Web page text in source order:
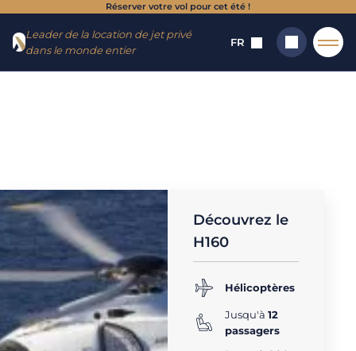
Aller
au
menu
Aller au
contenu
Réserver votre vol pour cet été !
Leader de la location de jet privé
dans le monde entier
FR
Découvrez le
H160
Hélicoptères
Jusqu'à 12
passagers